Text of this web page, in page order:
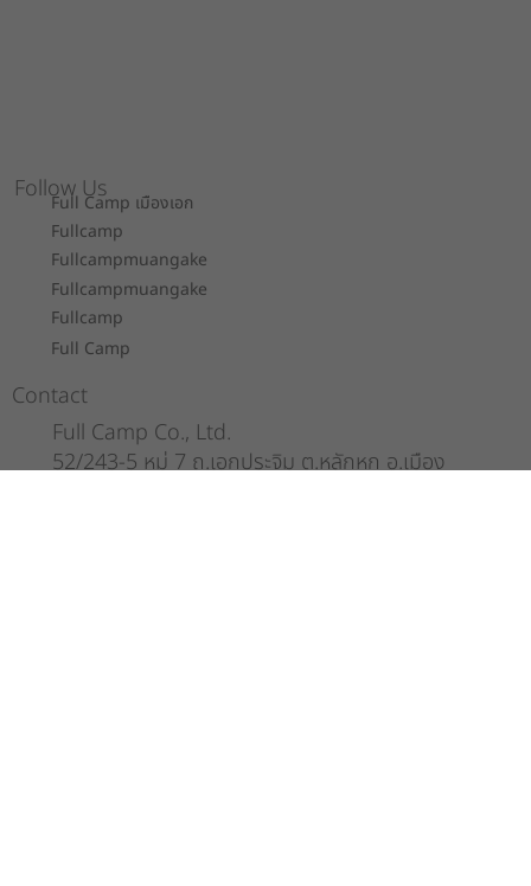
Contact
Full Camp Co., Ltd.
52/243-5 หมู่ 7 ถ.เอกประจิม ต.หลักหก อ.เมือง
Follow Us
Full Camp เมืองเอก
Fullcamp
Fullcampmuangake
Fullcampmuangake
Fullcamp
Full Camp